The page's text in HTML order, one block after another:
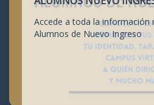
Accede a toda la información
Alumnos de Nuevo Ingreso